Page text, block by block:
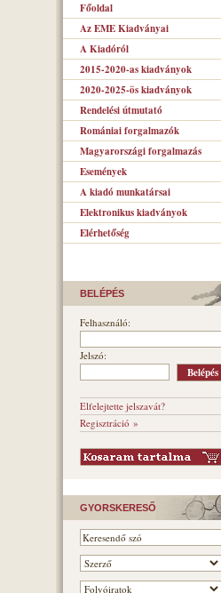
Főoldal
Az EME Kiadványai
A Kiadóról
2015-2020-as kiadványok
2020-2025-ös kiadványok
Rendelési útmutató
Romániai forgalmazók
Magyarországi forgalmazás
Események
A kiadó munkatársai
Elektronikus kiadványok
Elérhetőség
BELÉPÉS
Felhasználó:
Jelszó:
Elfelejtette jelszavát?
Regisztráció »
GYORSKERESŐ